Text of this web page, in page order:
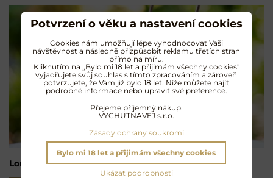
Long Island Iced Tea
Potvrzení o věku a nastavení cookies
Cookies nám umožňují lépe vyhodnocovat Vaši
návštěvnost a následně přizpůsobit reklamu třetích stran
přímo na míru.
Kliknutím na „Bylo mi 18 let a přijimám všechny cookies"
vyjadřujete svůj souhlas s tímto zpracováním a zároveň
potvrzujete, že Vám již bylo 18 let. Níže můžete najít
podrobné informace nebo upravit své preference.
Přejeme příjemný nákup.
VYCHUTNAVEJ s.r.o.
Zásady ochrany soukromí
Ukázat podrobnosti
Bylo mi 18 let a přijimám všechny cookies